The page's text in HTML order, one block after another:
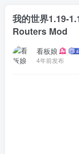
我的世界1.19-
Routers Mod
看板娘
4年前发布